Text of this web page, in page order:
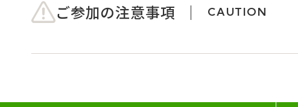
ご参加の注意事項 CAUTION